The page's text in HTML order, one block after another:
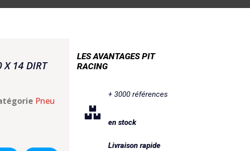
14 DIRT
Pneu
LES AVANTAGES PIT
RACING
+ 3000 références
en stock
Livraison rapide